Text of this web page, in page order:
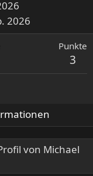
2026
Punkte
3
von Michael